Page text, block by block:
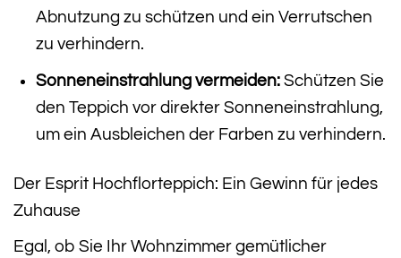
Abnutzung zu schützen und ein Verrutschen
zu verhindern.
Sonneneinstrahlung vermeiden:Schützen Sie
den Teppich vor direkter Sonneneinstrahlung,
um ein Ausbleichen der Farben zu verhindern.
Der Esprit Hochflorteppich: Ein Gewinn für jedes
Zuhause
Egal, ob Sie Ihr Wohnzimmer gemütlicher